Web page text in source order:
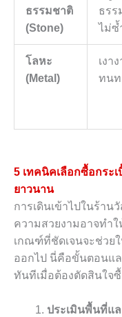
ธรรมชาติ
(Stone)
ธรร
ไม่ซ้
โลหะ
(Metal)
เงา
ทนท
5 เทคนิคเลือกซื้อกระ
ยาวนาน
การเดินเข้าไปในร้าน
ความสวยงามอาจทำ
เกณฑ์ที่ชัดเจนจะช่วย
ออกไป นี่คือขั้นตอนแ
ทันทีเมื่อต้องตัดสินใจ
ประเมินพื้นที่แ